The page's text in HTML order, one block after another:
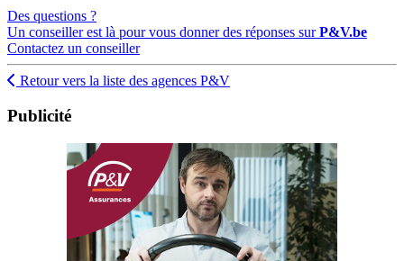
Des questions ?
Un conseiller est là pour vous donner des réponses surP&V.be
Contactez un conseiller
Retour vers la liste des agences P&V
Publicité